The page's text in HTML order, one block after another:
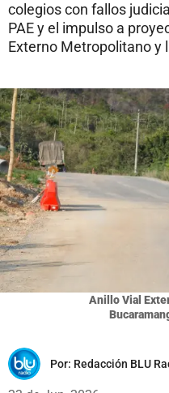
colegios con fallos
PAE y el impulso a
Externo Metropolitano y
Anillo Vial
Por: Redacción BLU